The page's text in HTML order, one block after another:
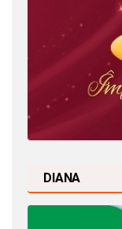
DIANA